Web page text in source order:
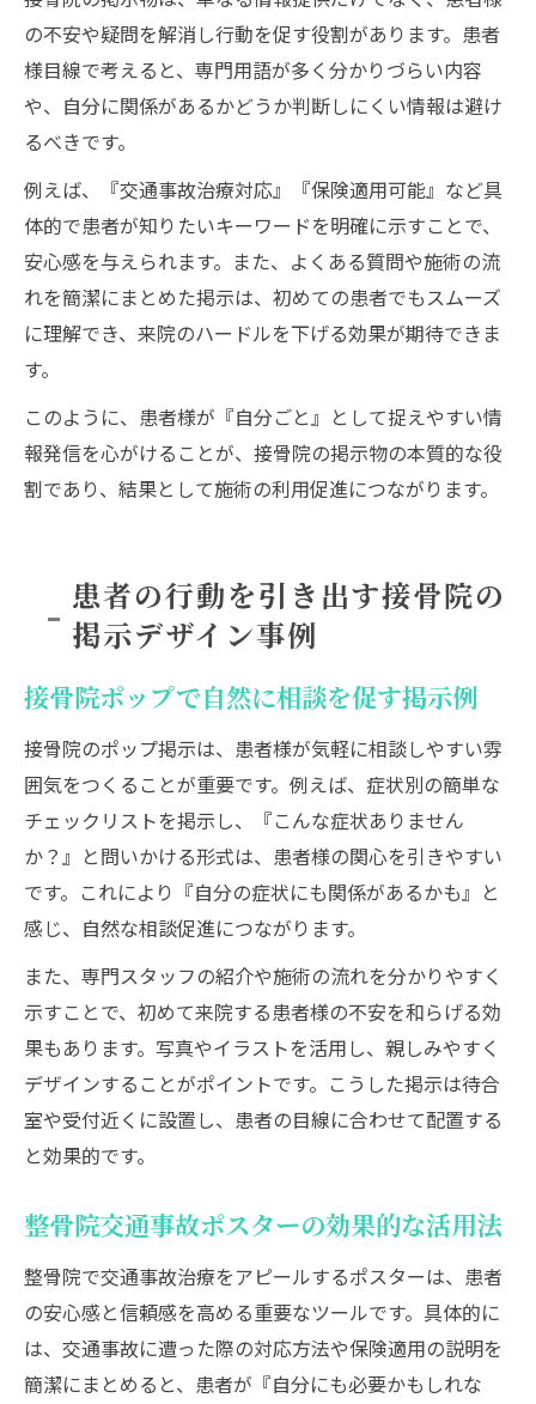
の不安や疑問を解消し行動を促す役割があります。患者
様目線で考えると、専門用語が多く分かりづらい内容
や、自分に関係があるかどうか判断しにくい情報は避け
るべきです。
例えば、『交通事故治療対応』『保険適用可能』など具
体的で患者が知りたいキーワードを明確に示すことで、
安心感を与えられます。また、よくある質問や施術の流
れを簡潔にまとめた掲示は、初めての患者でもスムーズ
に理解でき、来院のハードルを下げる効果が期待できま
す。
このように、患者様が『自分ごと』として捉えやすい情
報発信を心がけることが、接骨院の掲示物の本質的な役
割であり、結果として施術の利用促進につながります。
患者の行動を引き出す接骨院の
掲示デザイン事例
接骨院ポップで自然に相談を促す掲示例
接骨院のポップ掲示は、患者様が気軽に相談しやすい雰
囲気をつくることが重要です。例えば、症状別の簡単な
チェックリストを掲示し、『こんな症状ありません
か？』と問いかける形式は、患者様の関心を引きやすい
です。これにより『自分の症状にも関係があるかも』と
感じ、自然な相談促進につながります。
また、専門スタッフの紹介や施術の流れを分かりやすく
示すことで、初めて来院する患者様の不安を和らげる効
果もあります。写真やイラストを活用し、親しみやすく
デザインすることがポイントです。こうした掲示は待合
室や受付近くに設置し、患者の目線に合わせて配置する
と効果的です。
整骨院交通事故ポスターの効果的な活用法
整骨院で交通事故治療をアピールするポスターは、患者
の安心感と信頼感を高める重要なツールです。具体的に
は、交通事故に遭った際の対応方法や保険適用の説明を
簡潔にまとめると、患者が『自分にも必要かもしれな